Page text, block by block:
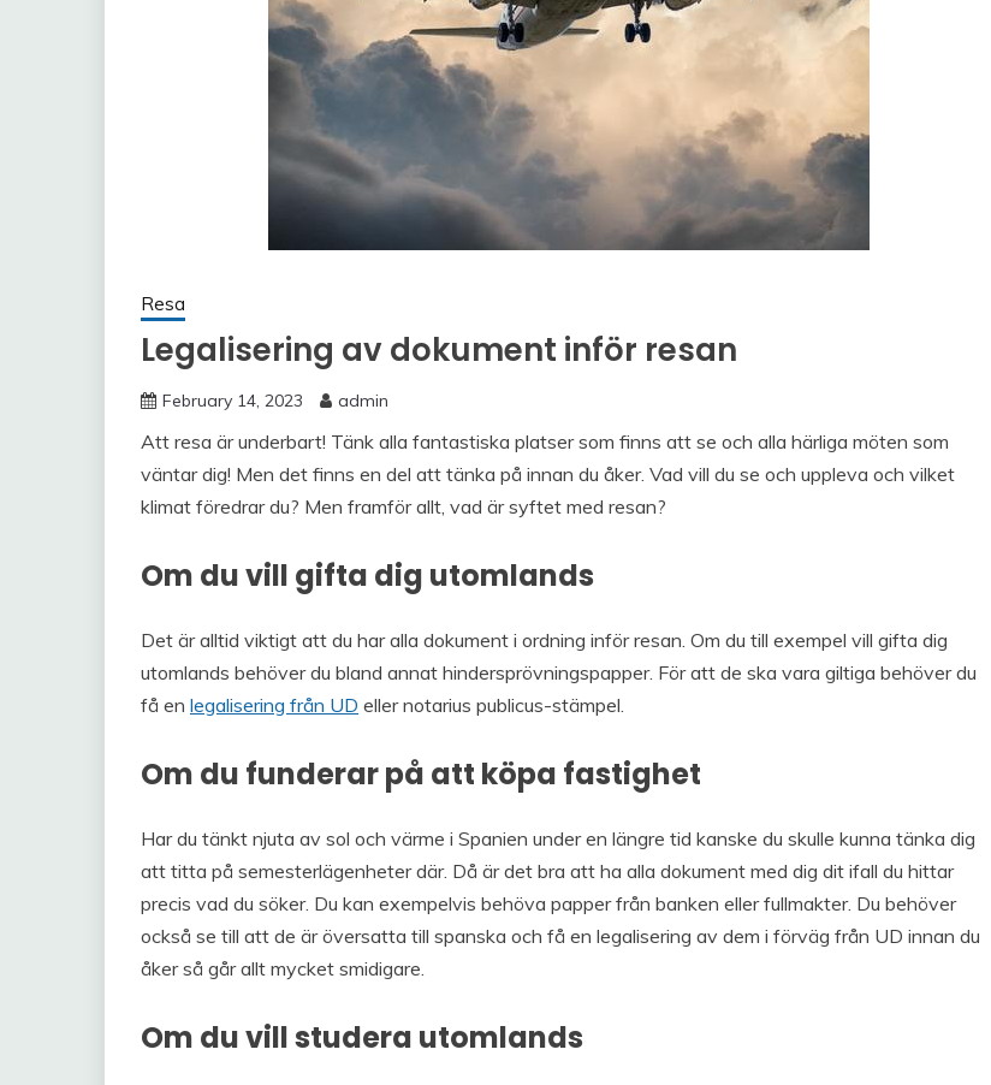
Resa
Legalisering av dokument inför resan
February 14, 2023 admin
Att resa är underbart! Tänk alla fantastiska platser som finns att se och alla härliga möten som
väntar dig! Men det finns en del att tänka på innan du åker. Vad vill du se och uppleva och vilket
klimat föredrar du? Men framför allt, vad är syftet med resan?
Om du vill gifta dig utomlands
Det är alltid viktigt att du har alla dokument i ordning inför resan. Om du till exempel vill gifta dig
utomlands behöver du bland annat hindersprövningspapper. För att de ska vara giltiga behöver du
få en legalisering från UD eller notarius publicus-stämpel.
Om du funderar på att köpa fastighet
Har du tänkt njuta av sol och värme i Spanien under en längre tid kanske du skulle kunna tänka dig
att titta på semesterlägenheter där. Då är det bra att ha alla dokument med dig dit ifall du hittar
precis vad du söker. Du kan exempelvis behöva papper från banken eller fullmakter. Du behöver
också se till att de är översatta till spanska och få en legalisering av dem i förväg från UD innan du
åker så går allt mycket smidigare.
Om du vill studera utomlands